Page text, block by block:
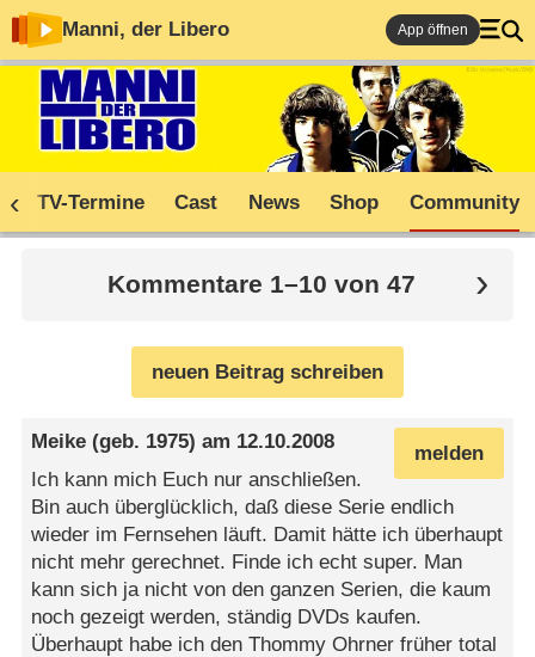
Manni, der Libero App öffnen
TV-Termine Cast News Shop Community
Kommentare 1–10 von 47
neuen Beitrag schreiben
melden
Meike (geb. 1975) am 12.10.2008
Ich kann mich Euch nur anschließen.
Bin auch überglücklich, daß diese Serie endlich
wieder im Fernsehen läuft. Damit hätte ich überhaupt
nicht mehr gerechnet. Finde ich echt super. Man
kann sich ja nicht von den ganzen Serien, die kaum
noch gezeigt werden, ständig DVDs kaufen.
Überhaupt habe ich den Thommy Ohrner früher total